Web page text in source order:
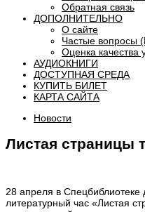
Обратная связь
ДОПОЛНИТЕЛЬНО
О сайте
Частые вопросы
Оценка качества
АУДИОКНИГИ
ДОСТУПНАЯ СРЕДА
КУПИТЬ БИЛЕТ
КАРТА САЙТА
Новости
Листая страницы
28 апреля в
литературный час «Листая